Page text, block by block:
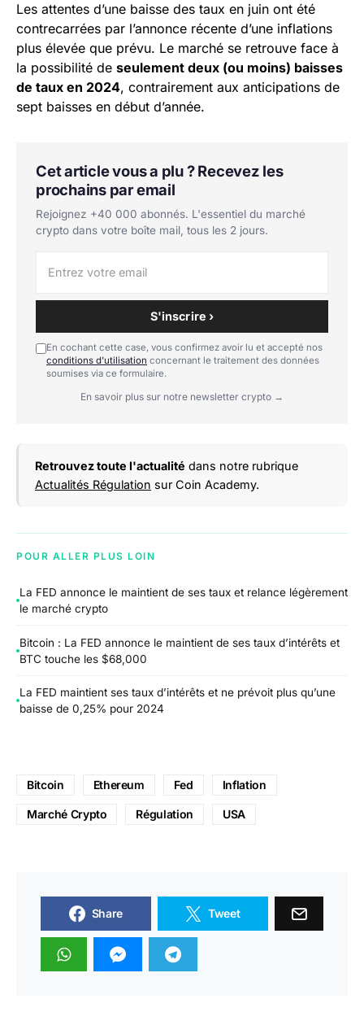
Les attentes d’une baisse des taux en juin ont été
contrecarrées par l’annonce récente d’une inflations
plus élevée que prévu. Le marché se retrouve face à
la possibilité de seulement deux (ou moins) baisses
de taux en 2024, contrairement aux anticipations de
sept baisses en début d’année.
Cet article vous a plu ? Recevez les
prochains par email
Rejoignez +40 000 abonnés. L'essentiel du marché
crypto dans votre boîte mail, tous les 2 jours.
S'inscrire ›
En cochant cette case, vous confirmez avoir lu et accepté nos
conditions d'utilisation concernant le traitement des données
soumises via ce formulaire.
En savoir plus sur notre newsletter crypto →
Retrouvez toute l'actualité dans notre rubrique
Actualités Régulation sur Coin Academy.
POUR ALLER PLUS LOIN
La FED annonce le maintient de ses taux et relance légèrement
le marché crypto
Bitcoin : La FED annonce le maintient de ses taux d’intérêts et
BTC touche les $68,000
La FED maintient ses taux d’intérêts et ne prévoit plus qu’une
baisse de 0,25% pour 2024
Bitcoin Ethereum Fed Inflation
Marché Crypto Régulation USA
Share Tweet